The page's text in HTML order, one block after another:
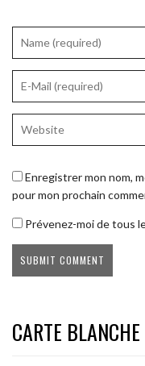
Enregistrer mon nom,
pour mon prochain
Prévenez-moi de tous
CARTE